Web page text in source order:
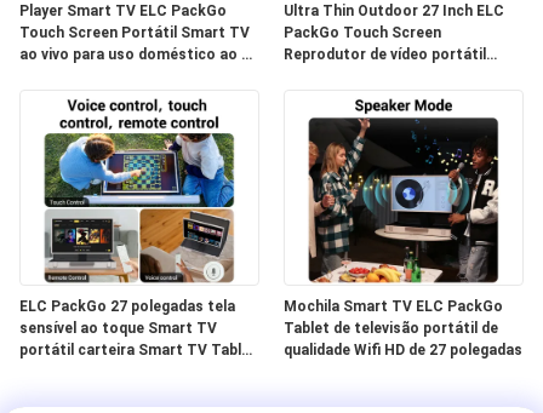
Player Smart TV ELC PackGo
Touch Screen Portátil Smart TV
ao vivo para uso doméstico ao ar
Ultra Thin Outdoor 27 Inch ELC
PackGo Touch Screen
Reprodutor de vídeo portátil
ELC PackGo 27 polegadas tela
sensível ao toque Smart TV
portátil carteira Smart TV Tablet
Mochila Smart TV ELC PackGo
Tablet de televisão portátil de
qualidade Wifi HD de 27 polegadas